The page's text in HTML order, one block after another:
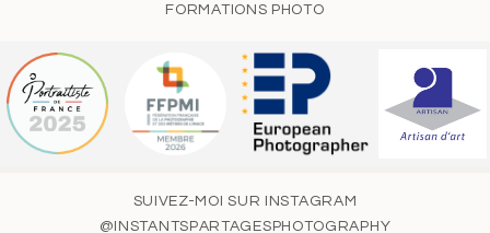
FORMATIONS PHOTO
SUIVEZ-MOI SUR INSTAGRAM
@INSTANTSPARTAGESPHOTOGRAPHY